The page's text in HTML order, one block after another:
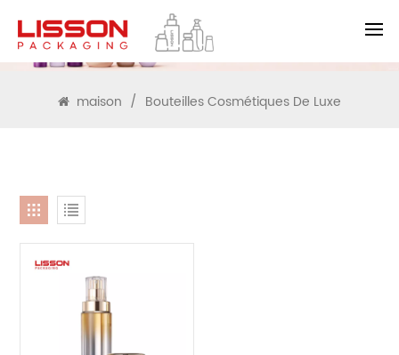
RECHERCHE
maison / Bouteilles Cosmétiques De Luxe